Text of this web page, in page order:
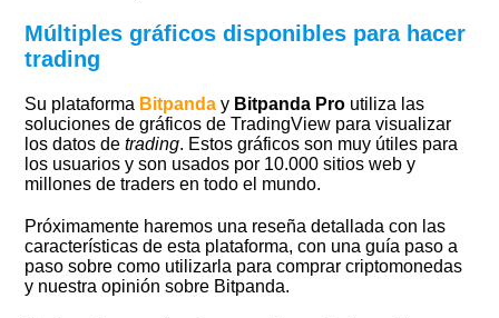
Múltiples gráficos disponibles para hacer
trading
Su plataforma Bitpanda y Bitpanda Pro utiliza las
soluciones de gráficos de TradingView para visualizar
los datos detrading. Estos gráficos son muy útiles para
los usuarios y son usados por 10.000 sitios web y
millones de traders en todo el mundo.
Próximamente haremos una reseña detallada con las
características de esta plataforma, con una guía paso a
paso sobre como utilizarla para comprar criptomonedas
y nuestra opinión sobre Bitpanda.